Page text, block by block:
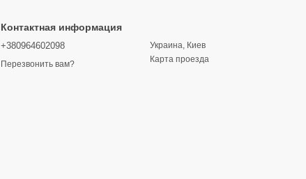
Контактная информация
+380964602098
Перезвонить вам?
Украина, Киев
Карта проезда